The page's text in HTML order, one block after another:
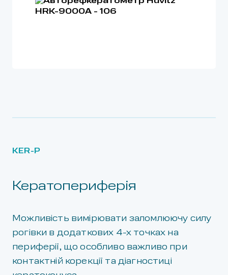
KER-P
Кератопериферія
Можливість вимірювати заломлюючу силу
рогівки в додаткових 4-х точках на
периферії, що особливо важливо при
контактній корекції та діагностиці